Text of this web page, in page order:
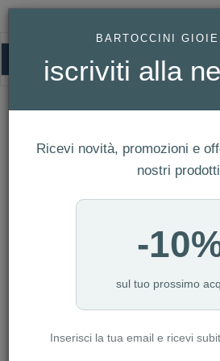
HOMEPAGE SOLITARIO 4 PUNTE
SOLITARIO 4 PUNTE
BARTOCCINI
iscriviti alla
Ricevi novità, promozioni e
nostri
-
sul tuo prossimo
Inserisci la tua email e ricevi